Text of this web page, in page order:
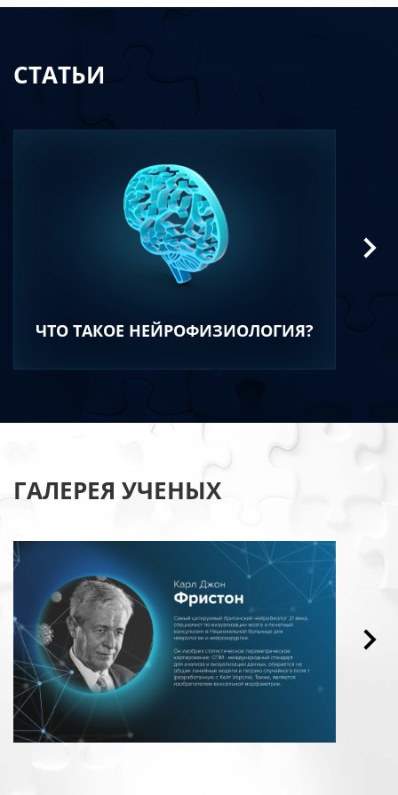
СТАТЬИ
ЧТО ТАКОЕ НЕЙРОФИЗИОЛОГИЯ?
ГАЛЕРЕЯ УЧЕНЫХ